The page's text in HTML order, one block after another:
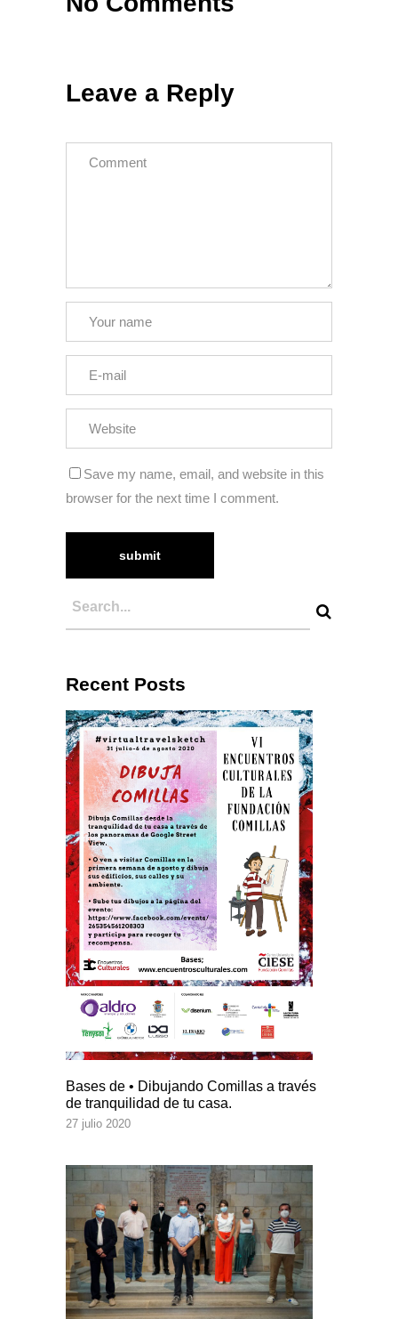
Leave a Reply
Save my name, email, and website in this
browser for the next time I comment.
Recent Posts
Bases de • Dibujando Comillas a través
de tranquilidad de tu casa.
27 julio 2020